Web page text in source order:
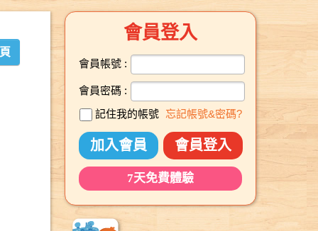
會員登入
會員帳號 :
會員密碼 :
記住我的帳號 忘記帳號&密碼?
加入會員 會員登入
7天免費體驗